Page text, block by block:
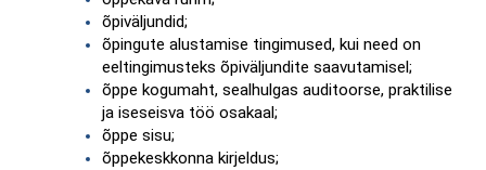
õpiväljundid;
õpingute alustamise tingimused, kui need on
eeltingimusteks õpiväljundite saavutamisel;
õppe kogumaht, sealhulgas auditoorse, praktilise
ja iseseisva töö osakaal;
õppe sisu;
õppekeskkonna kirjeldus;